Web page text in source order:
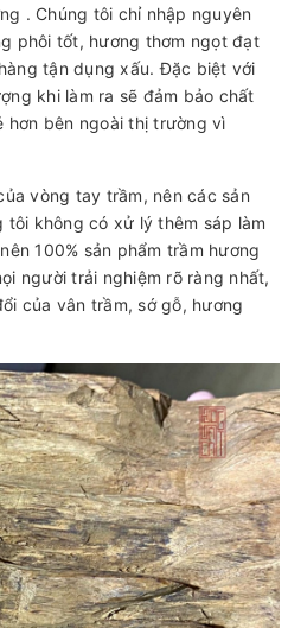
. Chúng tôi chỉ nhập nguyên
phôi tốt, hương thơm ngọt đạt
tận dụng xấu. Đặc biệt với
khi làm ra sẽ đảm bảo chất
hơn bên ngoài thị trường vì
vòng tay trầm, nên các sản
tôi không có xử lý thêm sáp làm
100% sản phẩm trầm hương
người trải nghiệm rõ ràng nhất,
của vân trầm, sớ gỗ, hương